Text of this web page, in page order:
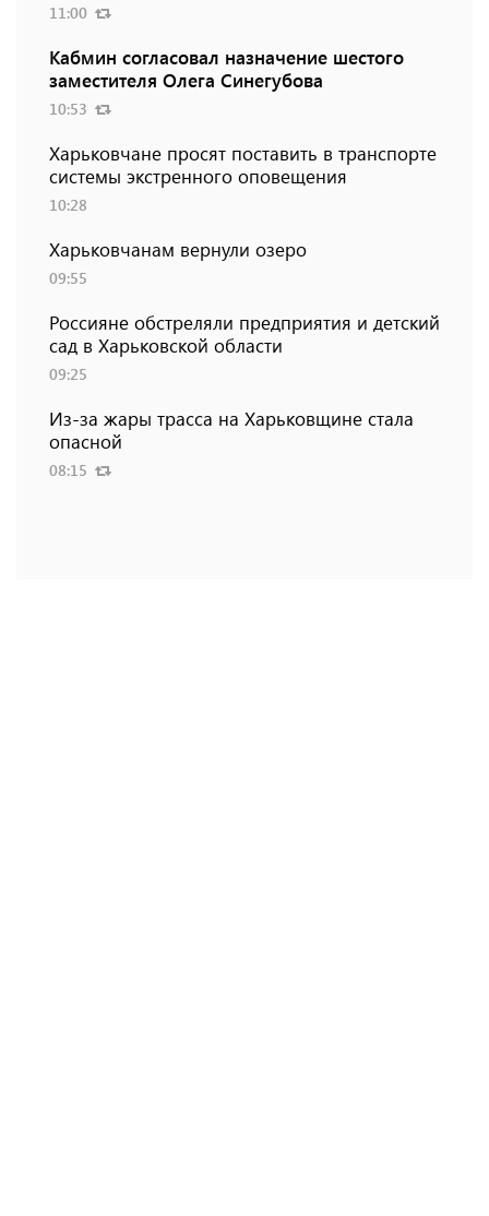
11:00
Кабмин согласовал назначение шестого
заместителя Олега Синегубова
10:53
Харьковчане просят поставить в транспорте
системы экстренного оповещения
10:28
Харьковчанам вернули озеро
09:55
Россияне обстреляли предприятия и детский
сад в Харьковской области
09:25
Из-за жары трасса на Харьковщине стала
опасной
08:15